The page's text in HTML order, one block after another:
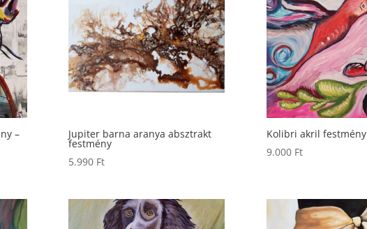
– Jupiter barna aranya absztrakt
festmény
5.990 Ft
Kolibri akril festmény
9.000 Ft